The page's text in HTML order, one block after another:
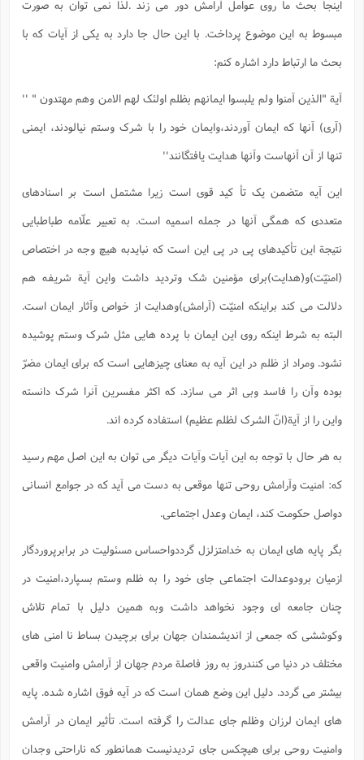
اینجا بحث ما روی عوامل آرامش دور می زند .لذا نمی توان به صورت
مبسوط به این موضوع پرداخت. با این حال جا دارد به یکی از آیات که با
بحث ما ارتباط دارد اشاره کنم:
آیة "الذین آمنوا ولم یلبسوا ایمانهم بظلم اولئک لهم الامن وهم مهتدون " ''
(آری) آنها که ایمان آوردند،وایمان خود را با شرک وستم نیالودند، ایمنی
تنها از آن آنهاست وآنها هدایت یافتگانند''
این آیه متضمن یک تأ کید قوی است زیرا مشتمل است بر اسنادهای
متعددی که همگی آنها در جمله اسمیه است. به تعبیر علّامه طباطبایی
نتیجة این تأکیدهای پی در پی این است که نبایدبه هیچ وجه در اختصاص
(امنیّت)و(هدایت)برای مؤمنین شک وتردید داشت واین آیة شریفه هم
دلالت می کند براینکه امنیّت (آرامش)وهدایت از خواص وآثار ایمان است.
البته به شرط اینکه روی این ایمان با پرده هایی مثل شرک وستم پوشیده
نشود. ومراد از ظلم در این آیه به معنای چیزهایی است که برای ایمان مضرّ
بوده وآن را فاسد وبی اثر می سازد. که اکثر مفسرین آنرا شرک دانسته
واین را از آیة(انّ الشرک لظلم عظیم) استفاده کرده اند.
به هر حال با توجه به این آیات وآیات دیگر می توان به این اصل مهم رسید
که: امنیت وآرامش روحی تنها موقعی به دست می آید که در جوامع انسانی
دواصل حکومت کند، ایمان وعدل اجتماعی.
بگر پایه های ایمان به خدامتزلزل گرددواحساس مسئولیت در برابرپروردگار
ازمیان برودوعدالت اجتماعی جای خود را به ظلم وستم بسپارد،امنیت در
چنان جامعه ای وجود نخواهد داشت وبه همین دلیل با تمام تلاش
وکوششی که جمعی از اندیشمندان جهان برای برچیدن بساط نا امنی های
مختلف در دنیا می کنندروز به روز فاصلة مردم جهان از آرامش وامنیت واقعی
بیشتر می گردد. دلیل این وضع همان است که در آیه فوق اشاره شده. پایه
های ایمان لرزان وظلم جای عدالت را گرفته است. تأثیر ایمان در آرامش
وامنیت روحی برای هیچکس جای تردیدنیست همانطور که ناراحتی وجدان